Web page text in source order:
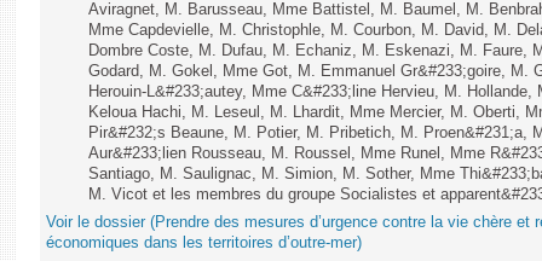
Aviragnet, M. Barusseau, Mme Battistel, M. Baumel, M.
Mme Capdevielle, M. Christophle, M. Courbon, M. David, M.
Dombre Coste, M. Dufau, M. Echaniz, M. Eskenazi, M. Faure,
Godard, M. Gokel, Mme Got, M. Emmanuel Gr&#233;goire, M.
Herouin-L&#233;autey, Mme C&#233;line Hervieu, M.
Keloua Hachi, M. Leseul, M. Lhardit, Mme Mercier, M. Oberti,
Pir&#232;s Beaune, M. Potier, M. Pribetich, M. Proen&#231;a,
Aur&#233;lien Rousseau, M. Roussel, Mme Runel, Mme
Santiago, M. Saulignac, M. Simion, M. Sother, Mme
M. Vicot et les membres du groupe Socialistes et
Voir le dossier (Prendre des mesures d’urgence contre la vie chère et
économiques dans les territoires d’outre-mer)